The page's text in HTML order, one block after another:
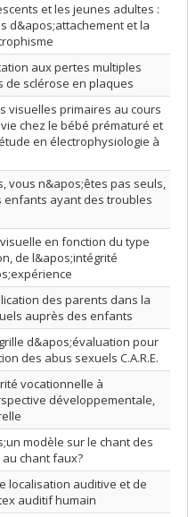
et les jeunes adultes :
d&apos;attachement et la
aux pertes multiples
de sclérose en plaques
visuelles primaires au cours
chez le bébé prématuré et
en électrophysiologie à
vous n&apos;êtes pas seuls,
enfants ayant des troubles
en fonction du type
de l&apos;intégrité
des parents dans la
auprès des enfants
d&apos;évaluation pour
des abus sexuels C.A.R.E.
vocationnelle à
développementale,
modèle sur le chant des
chant faux?
localisation auditive et de
auditif humain